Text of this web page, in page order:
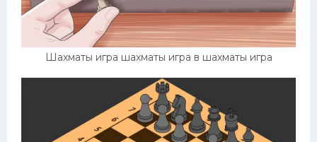
Шахматы игра шахматы игра в шахматы игра